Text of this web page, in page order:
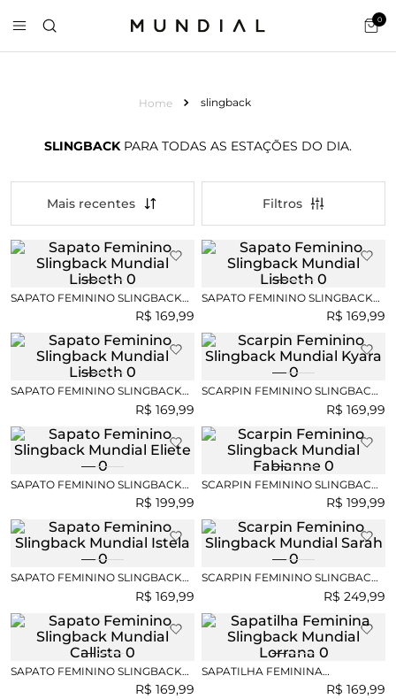
0
slingback
SLINGBACK PARA TODAS AS ESTAÇÕES DO DIA.
Mais recentes
SAPATO FEMININO SLINGBACK
R$ 169,99
SAPATO FEMININO SLINGBACK
R$ 169,99
SAPATO FEMININO SLINGBACK
R$ 169,99
SCARPIN FEMININO SLINGBACK
R$ 169,99
SAPATO FEMININO SLINGBACK
R$ 199,99
SCARPIN FEMININO SLINGBACK
R$ 199,99
SAPATO FEMININO SLINGBACK
R$ 169,99
SCARPIN FEMININO SLINGBACK
R$ 249,99
SAPATO FEMININO SLINGBACK
R$ 169,99
SAPATILHA FEMININA
SLINGBACK MUNDIAL LORRANA
R$ 169,99